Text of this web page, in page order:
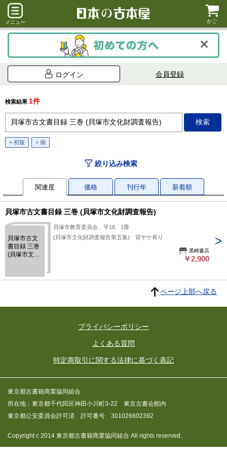
メニュー かご
ログイン 会員登録
検索結果 1件
+ 初版 + 揃
絞り込み検索
関連度 価格 刊行年 新着順
貝塚市古文書目録 三巻 (貝塚市文化財調査報告)
貝塚市古文
書目録 三巻
(貝塚市文化
貝塚市教育委員会、平18、1冊
(貝塚市文化財調査報告第五集) 背ヤケ有り
黒崎書店
￥2,900
ページ上部へ戻る
プライバシーポリシー
よくある質問
特定商取引に関する法律に基づく表記
東京都古書籍商業協同組合
所在地：東京都千代田区神田小川町3-22 東京古書会館内
東京都公安委員会許可済 許可番号 301026602392
Copyright c 2014 東京都古書籍商業協同組合 All rights reserved.